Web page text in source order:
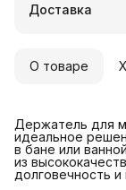
Доставка
О товаре
Держатель для
идеальное
в бане или
из
долговечность и